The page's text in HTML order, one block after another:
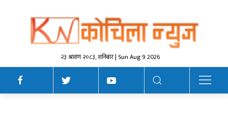
२३ श्रावण २०८३, शनिबार | Sun Aug 9 2026